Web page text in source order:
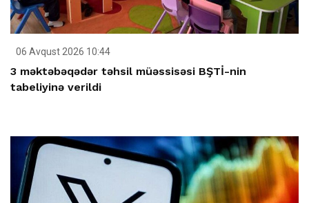
06 Avqust 2026 10:44
3 məktəbəqədər təhsil müəssisəsi BŞTİ-nin
tabeliyinə verildi